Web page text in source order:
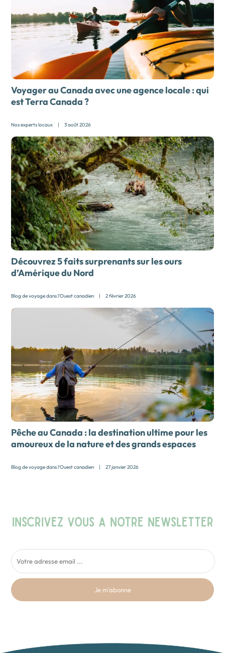
Voyager au Canada avec une agence locale :qui
est Terra Canada ?
Nos experts locaux | 3 août 2026
Découvrez 5 faits surprenants sur les ours
d’Amérique du Nord
Blog de voyage dans l'Ouest canadien | 2 février 2026
Pêche au Canada : la destination ultime pour les
amoureux de la nature et des grands espaces
Blog de voyage dans l'Ouest canadien | 27 janvier 2026
INSCRIVEZ VOUS A NOTRE NEWSLETTER
Je m'abonne